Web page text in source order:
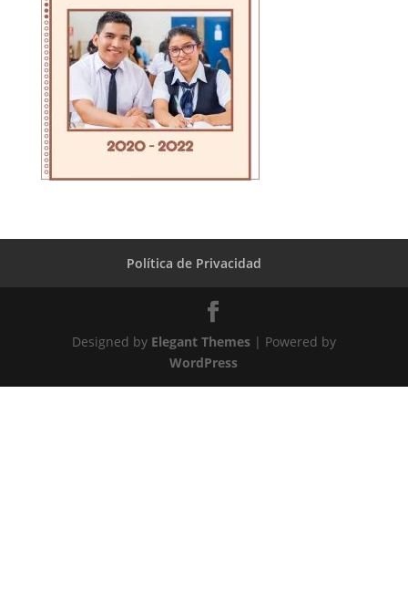
Política de Privacidad
Designed by Elegant Themes| Powered by
WordPress